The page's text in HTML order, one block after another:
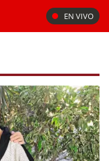
EN VIVO